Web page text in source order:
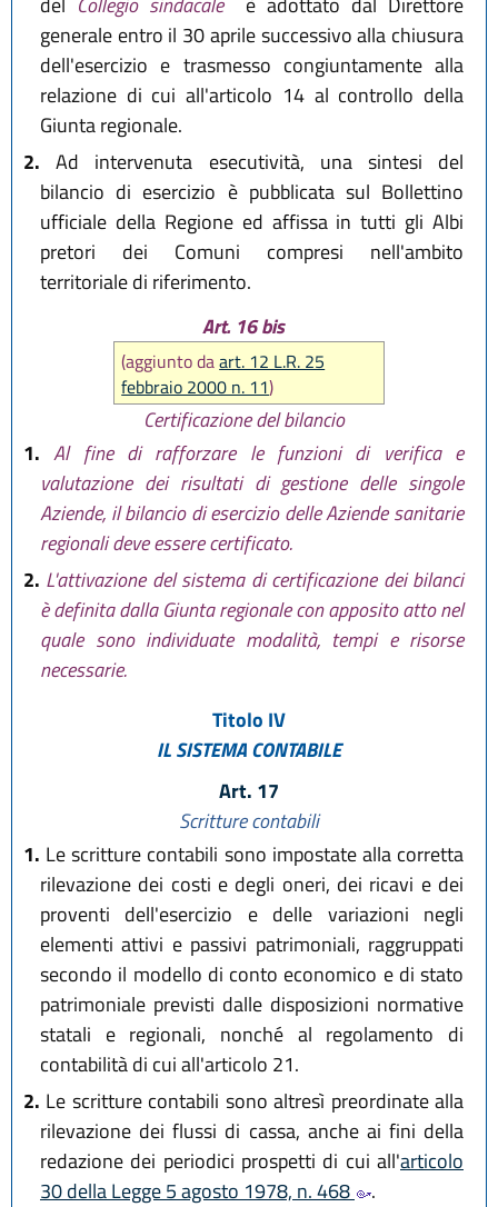
generale entro il 30 aprile successivo alla chiusura
dell'esercizio e trasmesso congiuntamente alla
relazione di cui all'articolo 14 al controllo della
Giunta regionale.
2. Ad intervenuta esecutività, una sintesi del
bilancio di esercizio è pubblicata sul Bollettino
ufficiale della Regione ed affissa in tutti gli Albi
pretori dei Comuni compresi nell'ambito
territoriale di riferimento.
Art. 16 bis
(aggiunto daart. 12 L.R. 25
febbraio 2000 n. 11)
Certificazione del bilancio
1. Al fine di rafforzare le funzioni di verifica e
valutazione dei risultati di gestione delle singole
Aziende, il bilancio di esercizio delle Aziende sanitarie
regionali deve essere certificato.
2. L'attivazione del sistema di certificazione dei bilanci
è definita dalla Giunta regionale con apposito atto nel
quale sono individuate modalità, tempi e risorse
necessarie.
Titolo IV
IL SISTEMA CONTABILE
Art. 17
Scritture contabili
1. Le scritture contabili sono impostate alla corretta
rilevazione dei costi e degli oneri, dei ricavi e dei
proventi dell'esercizio e delle variazioni negli
elementi attivi e passivi patrimoniali, raggruppati
secondo il modello di conto economico e di stato
patrimoniale previsti dalle disposizioni normative
statali e regionali, nonché al regolamento di
contabilità di cui all'articolo 21.
2. Le scritture contabili sono altresì preordinate alla
rilevazione dei flussi di cassa, anche ai fini della
redazione dei periodici prospetti di cui all'articolo
30 della Legge 5 agosto 1978, n. 468
.